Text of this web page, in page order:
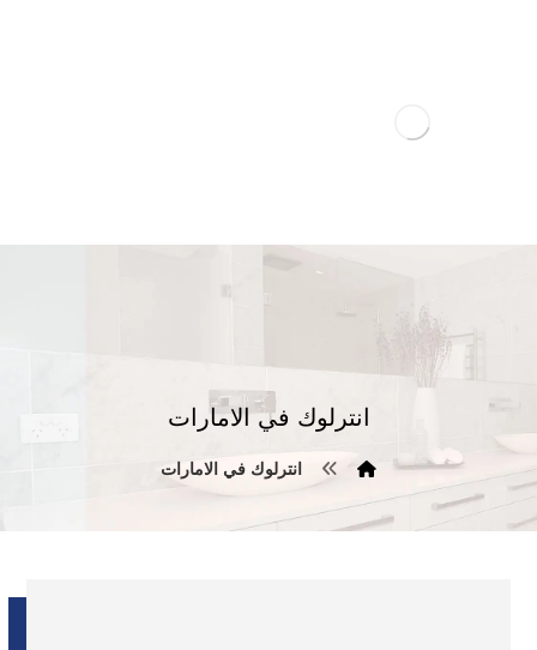
انترلوك في الامارات
انترلوك في الامارات